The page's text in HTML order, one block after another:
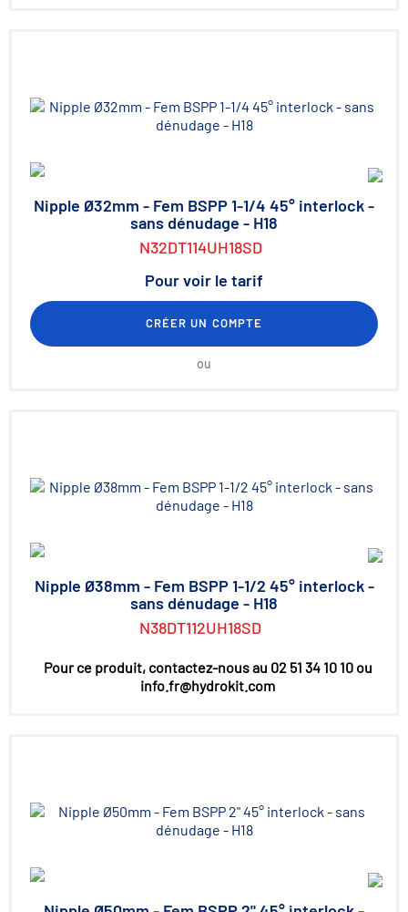
Nipple Ø32mm - Fem BSPP 1-1/4 45° interlock -
sans dénudage - H18
N32DT114UH18SD
Pour voir le tarif
CRÉER UN COMPTE
ou
Nipple Ø38mm - Fem BSPP 1-1/2 45° interlock -
sans dénudage - H18
N38DT112UH18SD
Pour ce produit, contactez-nous au 02 51 34 10 10 ou
info.fr@hydrokit.com